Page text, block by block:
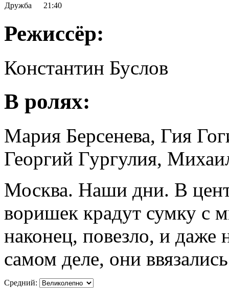
Дружба
21:40
Режиссёр:
Константин Буслов
В ролях:
Мария Берсенева, Гия
Георгий Гургулия,
Москва. Наши дни. В
воришек крадут сумку с
наконец, повезло, и даже
самом деле, они
Средний: